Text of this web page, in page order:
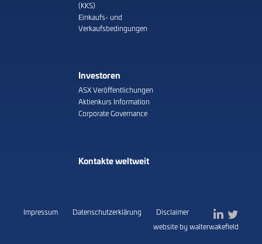
(KKS)
Einkaufs- und
Verkaufsbedingungen
Investoren
ASX Veröffentlichungen
Aktienkurs Information
Corporate Governance
Kontakte weltweit
Impressum Datenschutzerklärung
Disclaimer
website by walterwakefield